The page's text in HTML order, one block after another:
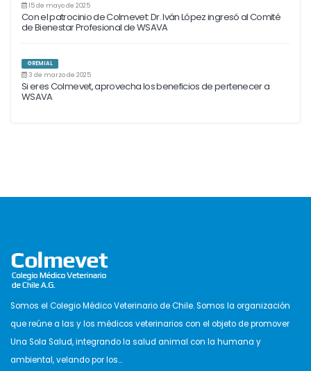
15 de mayo de 2025
Con el patrocinio de Colmevet: Dr. Iván López ingresó al Comité
de Bienestar Profesional de WSAVA
GREMIAL
3 de marzo de 2025
Si eres Colmevet, aprovecha los beneficios de pertenecer a
WSAVA
Somos el Colegio Médico Veterinario de Chile. Somos la organización
que reúne a las y los médicos veterinarios con el objeto de promover
Una Sola Salud, integrando la salud animal con la humana y
ambiental, velando por los...